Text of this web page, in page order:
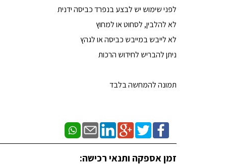
לפני שימוש יש לבצע בנפרד כביסה ידנית
לא להלבין, לסחוט או למחוץ
לא לייבש במייבש כביסה או לגהץ
ניתן להבריש לחידוש הרכות
תמונה להמחשה בלבד
זמן אספקה ותנאי רכישה: